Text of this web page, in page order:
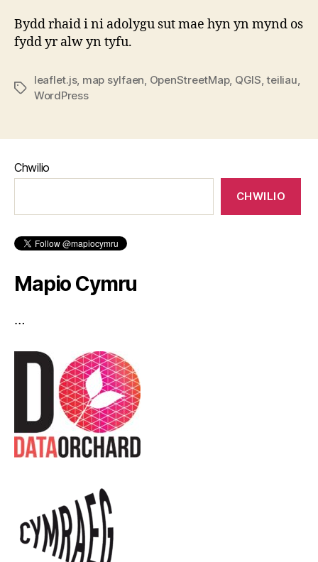
Bydd rhaid i ni adolygu sut mae hyn yn mynd os
fydd yr alw yn tyfu.
Tagiau
leaflet.js, map sylfaen, OpenStreetMap, QGIS,teiliau,
WordPress
Chwilio
CHWILIO
Mapio Cymru
…